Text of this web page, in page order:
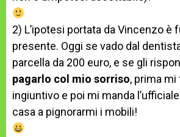
2) L’ipotesi portata da Vincenzo è
presente. Oggi se vado dal
parcella da 200 euro, e se gli
pagarlo col mio sorriso, prima
ingiuntivo e poi mi manda
casa a pignorarmi i mobili!